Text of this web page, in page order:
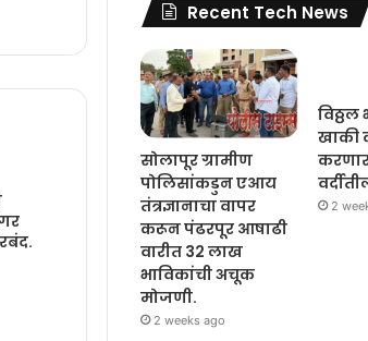
Recent Tech News
सोलापूर ग्रामीण
पोलिसांकडुन एआय
तंत्रज्ञानाचा वापर
करून पंढरपूर आषाढी
वारीत 32 लाख
भाविकांची अचूक
मोजणी.
2 weeks ago
विठ्ठल
खाकी
2